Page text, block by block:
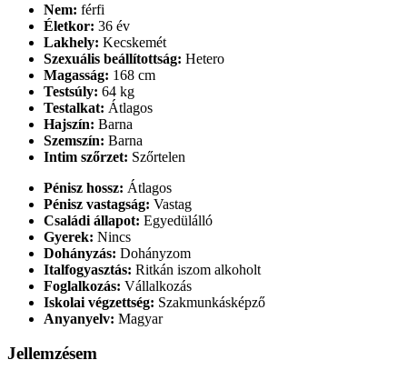
Nem: férfi
Életkor: 36 év
Lakhely: Kecskemét
Szexuális beállítottság: Hetero
Magasság: 168 cm
Testsúly: 64 kg
Testalkat: Átlagos
Hajszín: Barna
Szemszín: Barna
Intim szőrzet: Szőrtelen
Pénisz hossz: Átlagos
Pénisz vastagság: Vastag
Családi állapot: Egyedülálló
Gyerek: Nincs
Dohányzás: Dohányzom
Italfogyasztás: Ritkán iszom alkoholt
Foglalkozás: Vállalkozás
Iskolai végzettség: Szakmunkásképző
Anyanyelv: Magyar
Jellemzésem